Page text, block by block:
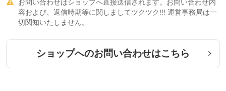

お問い合わせはショップへ直接送信されます。お問い合わせ内
容および、返信時期等に関しましてツクツク!!! 運営事務局は一
切関知いたしません。
ショップへのお問い合わせはこちら